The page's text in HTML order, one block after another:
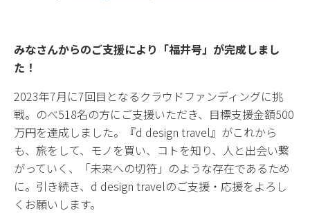
みなさんからのご支援により「福井号」が完成しまし
た！
2023年7月に7回目となるクラウドファンディングに挑
戦。のべ518名の方にご支援いただき、目標支援金額500
万円を達成しました。『d design travel』がこれから
も、旅をして、モノを買い、コトを知り、人と出会い繋
がっていく、「未来への切符」のような存在であるため
に。引き続き、d design travelのご支援・応援をよろし
くお願いします。